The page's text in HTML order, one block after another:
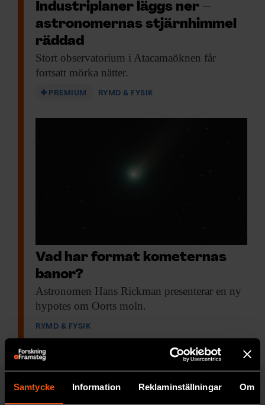
Samtycke Information Reklaminställningar Om
Industriplaner läggs ner –
astronomernas stjärnhimmel
räddad
Stort observatorium i Atacamaöknen får
fortsatt mörka nätter.
PREMIUM RYMD & FYSIK
Vad har format kometernas
banor?
Astronomen Hans Rickman presenterar en ny
hypotes om Oorts moln.
RYMD & FYSIK
RYMD & FYSIK